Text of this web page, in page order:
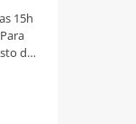
15h
da
em